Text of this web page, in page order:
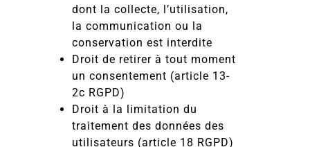
dont la collecte, l’utilisation,
la communication ou la
conservation est interdite
Droit de retirer à tout moment
un consentement (article 13-
2c RGPD)
Droit à la limitation du
traitement des données des
utilisateurs (article 18 RGPD)